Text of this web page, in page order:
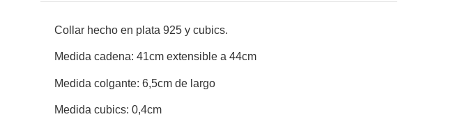
Collar hecho en plata 925 y cubics.
Medida cadena: 41cm extensible a 44cm
Medida colgante: 6,5cm de largo
Medida cubics: 0,4cm